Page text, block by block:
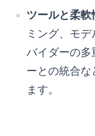
ツールと柔軟
ミング、モ
バイダーの多
ーとの統合
ます。